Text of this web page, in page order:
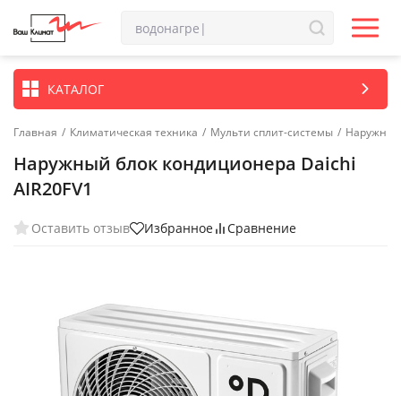
КАТАЛОГ
Главная / Климатическая техника / Мульти сплит-системы / Наружные
Наружный блок кондиционера Daichi
AIR20FV1
Оставить отзыв Избранное Сравнение